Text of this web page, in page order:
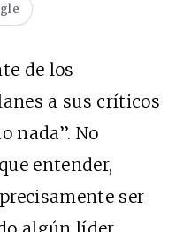
de los
a sus críticos
nada”. No
entender,
ser